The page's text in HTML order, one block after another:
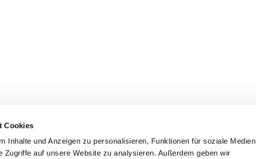
Cookies
Inhalte und Anzeigen zu personalisieren, Funktionen für soziale Medien
Zugriffe auf unsere Website zu analysieren. Außerdem geben wir